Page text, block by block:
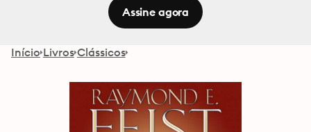
Assine agora
Início Livros Clássicos